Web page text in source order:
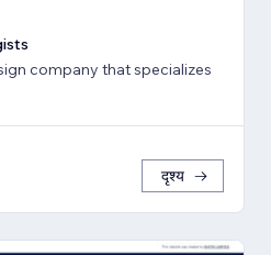
company that specializes
दृश्य